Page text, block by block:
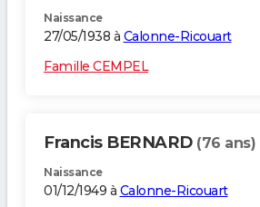
Naissance
27/05/1938 à Calonne-Ricouart
Famille CEMPEL
Francis BERNARD (76 ans)
Naissance
01/12/1949 à Calonne-Ricouart